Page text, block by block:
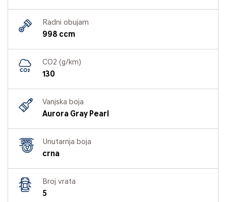
Radni obujam
998 ccm
CO2 (g/km)
130
Vanjska boja
Aurora Gray Pearl
Unutarnja boja
crna
Broj vrata
5